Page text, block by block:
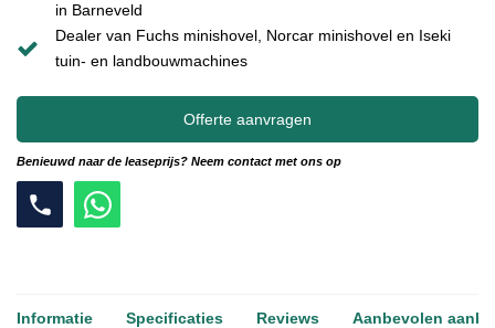
in Barneveld
Dealer van Fuchs minishovel, Norcar minishovel en Iseki
tuin- en landbouwmachines
Offerte aanvragen
Benieuwd naar de leaseprijs? Neem contact met ons op
Informatie Specificaties Reviews Aanbevolen